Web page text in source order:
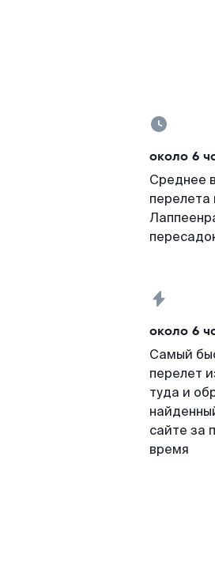
около 6
Среднее
около 6
Самый
перелет
туда и
сайте за
время